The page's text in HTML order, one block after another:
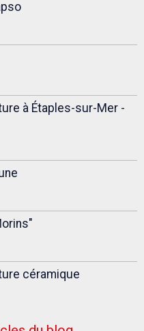
à Étaples-sur-Mer -
céramique